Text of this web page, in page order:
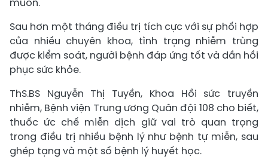
muốn.
Sau hơn một tháng điều trị tích cực với sự phối hợp
của nhiều chuyên khoa, tình trạng nhiễm trùng
được kiểm soát, người bệnh đáp ứng tốt và dần hồi
phục sức khỏe.
ThS.BS Nguyễn Thị Tuyền, Khoa Hồi sức truyền
nhiễm, Bệnh viện Trung ương Quân đội 108 cho biết,
thuốc ức chế miễn dịch giữ vai trò quan trọng
trong điều trị nhiều bệnh lý như bệnh tự miễn, sau
ghép tạng và một số bệnh lý huyết học.